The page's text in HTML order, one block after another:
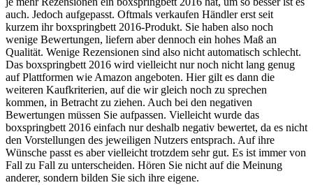
auch. Jedoch aufgepasst. Oftmals verkaufen Händler erst seit
kurzem ihr boxspringbett 2016-Produkt. Sie haben also noch
wenige Bewertungen, liefern aber dennoch ein hohes Maß an
Qualität. Wenige Rezensionen sind also nicht automatisch schlecht.
Das boxspringbett 2016 wird vielleicht nur noch nicht lang genug
auf Plattformen wie Amazon angeboten. Hier gilt es dann die
weiteren Kaufkriterien, auf die wir gleich noch zu sprechen
kommen, in Betracht zu ziehen. Auch bei den negativen
Bewertungen müssen Sie aufpassen. Vielleicht wurde das
boxspringbett 2016 einfach nur deshalb negativ bewertet, da es nicht
den Vorstellungen des jeweiligen Nutzers entsprach. Auf ihre
Wünsche passt es aber vielleicht trotzdem sehr gut. Es ist immer von
Fall zu Fall zu unterscheiden. Hören Sie nicht auf die Meinung
anderer, sondern bilden Sie sich ihre eigene.